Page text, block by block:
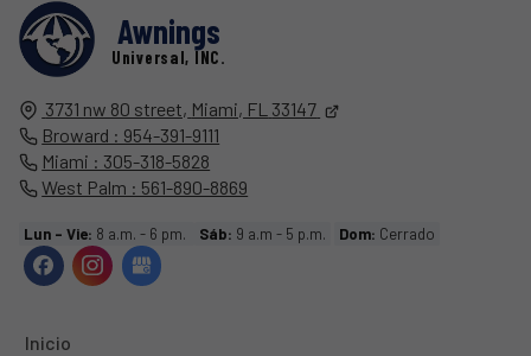
Awnings
Universal, INC.
3731 nw 80 street, Miami, FL 33147
Broward : 954-391-9111
Miami : 305-318-5828
West Palm : 561-890-8869
Lun - Vie: 8 a.m. - 6 pm. Sáb: 9 a.m - 5 p.m. Dom: Cerrado
Inicio